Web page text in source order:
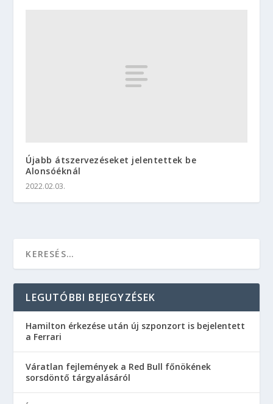
Újabb átszervezéseket jelentettek be
Alonsóéknál
2022.02.03.
LEGUTÓBBI BEJEGYZÉSEK
Hamilton érkezése után új szponzort is bejelentett
a Ferrari
Váratlan fejlemények a Red Bull főnökének
sorsdöntő tárgyalásáról